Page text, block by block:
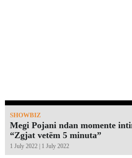
SHOWBIZ
Megi Pojani ndan momente
“Zgjat vetëm 5 minuta”￼
1 July 2022 | 1 July 2022